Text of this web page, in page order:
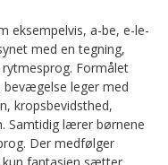
eksempelvis, a-be, e-le-
med en tegning,
Formålet
bevægelse leger med
kropsbevidsthed,
Samtidig lærer børnene
Der medfølger